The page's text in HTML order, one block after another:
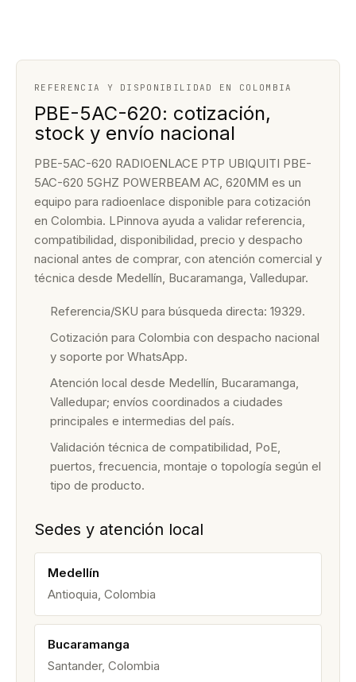
REFERENCIA Y DISPONIBILIDAD EN COLOMBIA
PBE-5AC-620: cotización,
stock y envío nacional
PBE-5AC-620 RADIOENLACE PTP UBIQUITI PBE-
5AC-620 5GHZ POWERBEAM AC, 620MM es un
equipo para radioenlace disponible para cotización
en Colombia. LPinnova ayuda a validar referencia,
compatibilidad, disponibilidad, precio y despacho
nacional antes de comprar, con atención comercial y
técnica desde Medellín, Bucaramanga, Valledupar.
Referencia/SKU para búsqueda directa: 19329.
Cotización para Colombia con despacho nacional
y soporte por WhatsApp.
Atención local desde Medellín, Bucaramanga,
Valledupar; envíos coordinados a ciudades
principales e intermedias del país.
Validación técnica de compatibilidad, PoE,
puertos, frecuencia, montaje o topología según el
tipo de producto.
Sedes y atención local
Medellín
Antioquia, Colombia
Bucaramanga
Santander, Colombia